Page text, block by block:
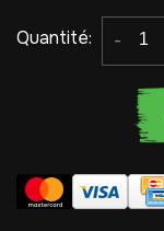
Quantité: -